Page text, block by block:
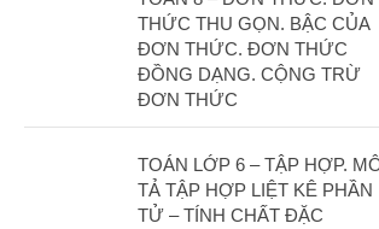
PT đường thẳng
Bài học cuộc sống
Download tài liệu
THỨC THU GỌN. BẬC CỦA
ĐƠN THỨC. ĐƠN THỨC
ĐỒNG DẠNG. CỘNG TRỪ
ĐƠN THỨC
TOÁN LỚP 6 – TẬP HỢP.
TẢ TẬP HỢP LIỆT KÊ PHẦN
TỬ – TÍNH CHẤT ĐẶC